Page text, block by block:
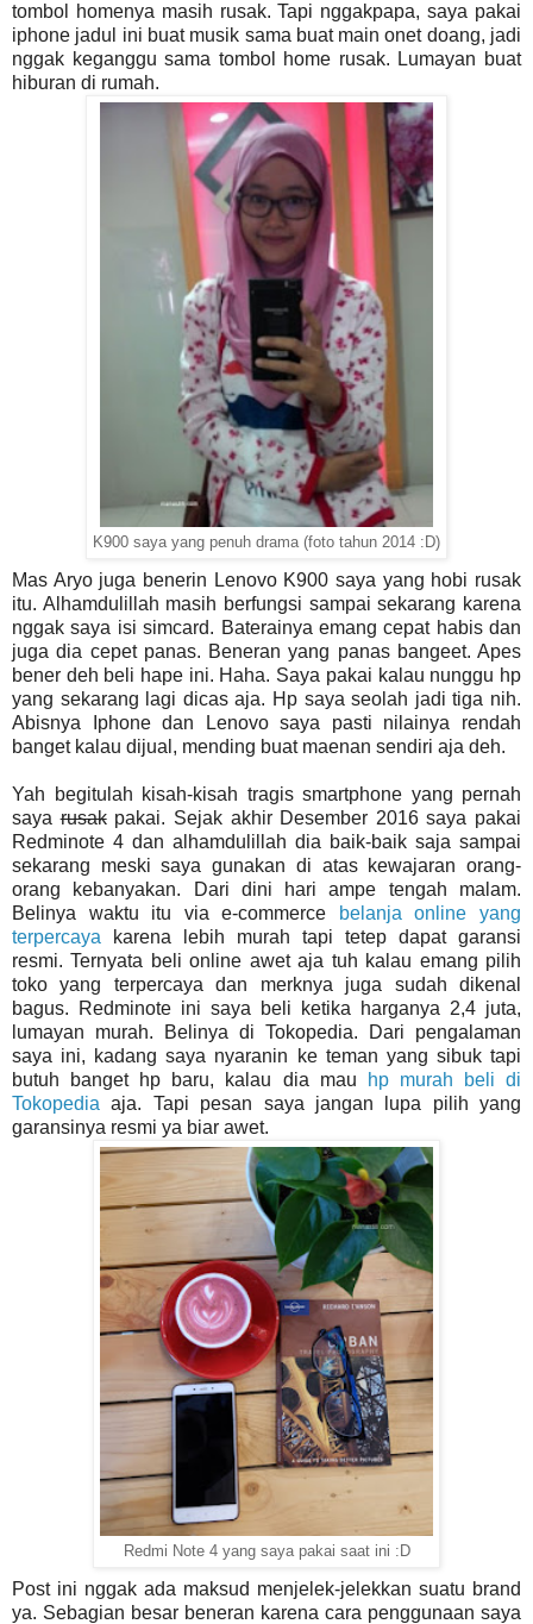
tombol homenya masih rusak. Tapi nggakpapa, saya pakai
iphone jadul ini buat musik sama buat main onet doang, jadi
nggak keganggu sama tombol home rusak. Lumayan buat
hiburan di rumah.
K900 saya yang penuh drama (foto tahun 2014 :D)
Mas Aryo juga benerin Lenovo K900 saya yang hobi rusak
itu. Alhamdulillah masih berfungsi sampai sekarang karena
nggak saya isi simcard. Baterainya emang cepat habis dan
juga dia cepet panas. Beneran yang panas bangeet. Apes
bener deh beli hape ini. Haha. Saya pakai kalau nunggu hp
yang sekarang lagi dicas aja. Hp saya seolah jadi tiga nih.
Abisnya Iphone dan Lenovo saya pasti nilainya rendah
banget kalau dijual, mending buat maenan sendiri aja deh.
Yah begitulah kisah-kisah tragis smartphone yang pernah
sayarusakpakai. Sejak akhir Desember 2016 saya pakai
Redminote 4 dan alhamdulillah dia baik-baik saja sampai
sekarang meski saya gunakan di atas kewajaran orang-
orang kebanyakan. Dari dini hari ampe tengah malam.
Belinya waktu itu via e-commerce
belanja online yang
terpercaya karena lebih murah tapi tetep dapat garansi
resmi. Ternyata beli online awet aja tuh kalau emang pilih
toko yang terpercaya dan merknya juga sudah dikenal
bagus. Redminote ini saya beli ketika harganya 2,4 juta,
lumayan murah. Belinya di Tokopedia. Dari pengalaman
saya ini, kadang saya nyaranin ke teman yang sibuk tapi
butuh banget hp baru, kalau dia mau
hp murah beli di
Tokopedia aja. Tapi pesan saya jangan lupa pilih yang
garansinya resmi ya biar awet.
Redmi Note 4 yang saya pakai saat ini :D
Post ini nggak ada maksud menjelek-jelekkan suatu brand
ya. Sebagian besar beneran karena cara penggunaan saya